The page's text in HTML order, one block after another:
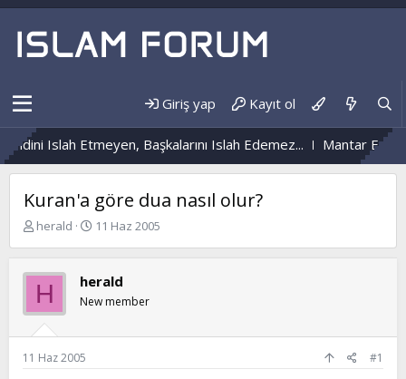
Giriş yap Kayıt ol
Islah Etmeyen, Başkalarını Islah Edemez... Mantar
Kuran'a göre dua nasıl olur?
K
b
u
y
u
b
a
herald
B
a
n
ı
11 Haz 2005
H herald
New member
11 Haz 2005 #1